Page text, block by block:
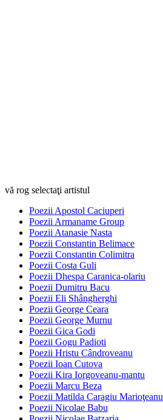
vă rog selectaţi artistul
Poezii Apostol Caciuperi
Poezii Armaname Group
Poezii Atanasie Nasta
Poezii Constantin Belimace
Poezii Constantin Colimitra
Poezii Costa Guli
Poezii Dhespa Caranica-olariu
Poezii Dumitru Bacu
Poezii Eli Shângherghi
Poezii George Ceara
Poezii George Murnu
Poezii Gica Godi
Poezii Gogu Padioti
Poezii Hristu Cândroveanu
Poezii Ioan Cutova
Poezii Kira Iorgoveanu-mantu
Poezii Marcu Beza
Poezii Matilda Caragiu Marioţeanu
Poezii Nicolae Babu